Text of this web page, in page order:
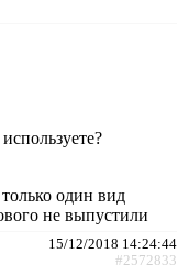
один вид
не выпустили
15/12/2018 14:24:44
#2572833